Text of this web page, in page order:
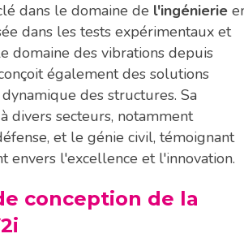
dans le domaine de l'ingénierie
dans les tests expérimentaux et
domaine des vibrations depuis
également des solutions
des structures. Sa
divers secteurs, notamment
et le génie civil, témoignant
envers l'excellence et l'innovation.
conception de la